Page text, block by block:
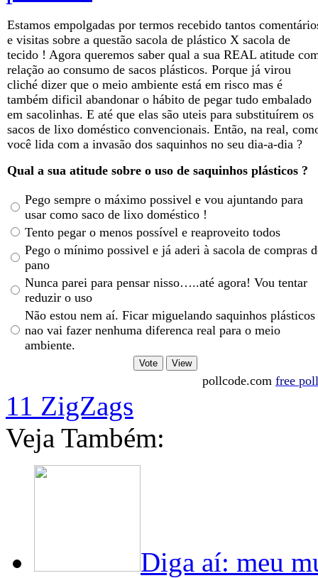
Estamos empolgadas por termos recebido tantos
e visitas sobre a questão sacola de plástico X sacola de
tecido ! Agora queremos saber qual a sua REAL atitude
relação ao consumo de sacos plásticos. Porque já virou
cliché dizer que o meio ambiente está em risco mas é
também dificil abandonar o hábito de pegar tudo embalado
em sacolinhas. E até que elas são uteis para substituírem os
sacos de lixo doméstico convencionais. Então, na real,
você lida com a invasão dos saquinhos no seu dia-a-dia ?
Qual a sua atitude sobre o uso de saquinhos plásticos ?
Pego sempre o máximo possivel e vou ajuntando para
usar como saco de lixo doméstico !
Tento pegar o menos possível e reaproveito todos
Pego o mínimo possivel e já aderi à sacola de compras
pano
Nunca parei para pensar nisso…..até agora! Vou tentar
reduzir o uso
Não estou nem aí. Ficar miguelando saquinhos plásticos
nao vai fazer nenhuma diferenca real para o meio
ambiente.
pollcode.com free
11 ZigZags
Veja Também:
Diga aí: meu